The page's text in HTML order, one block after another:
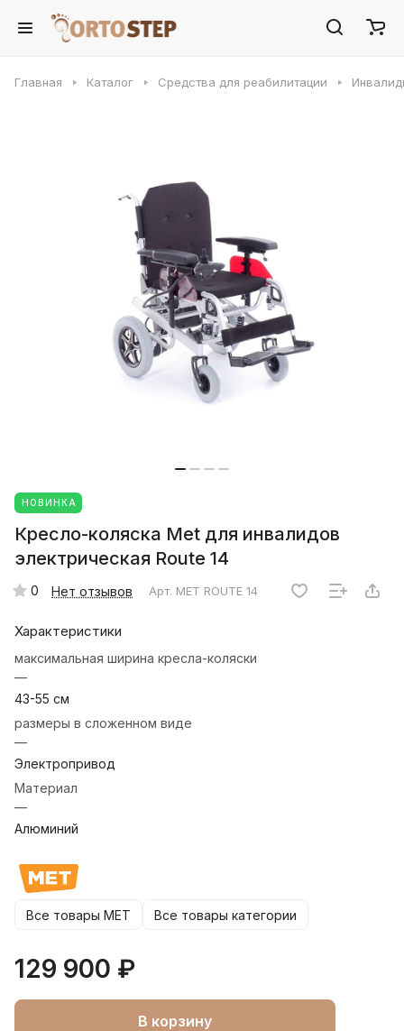
Главная Каталог Средства для реабилитации
НОВИНКА
Кресло-коляска Met для инвалидов
электрическая Route 14
0 Нет отзывов Арт. MET ROUTE 14
Характеристики
максимальная ширина кресла-коляски
—
43-55 см
размеры в сложенном виде
—
Электропривод
Материал
—
Алюминий
Все товары MET Все товары категории
129 900 ₽
В корзину